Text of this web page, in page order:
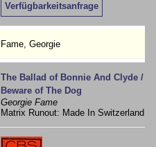
Verfügbarkeitsanfrage
Fame, Georgie
The Ballad of Bonnie And Clyde /
Beware of The Dog
Georgie Fame
Matrix Runout: Made In Switzerland